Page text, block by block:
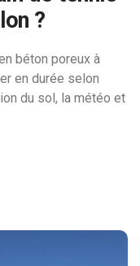
?
béton poreux à
en durée selon
du sol, la météo et